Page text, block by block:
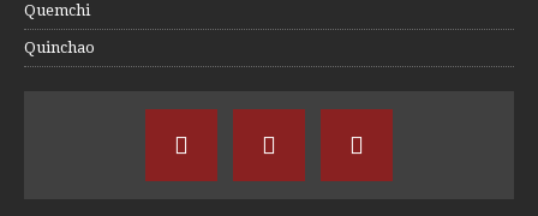
Quemchi
Quinchao